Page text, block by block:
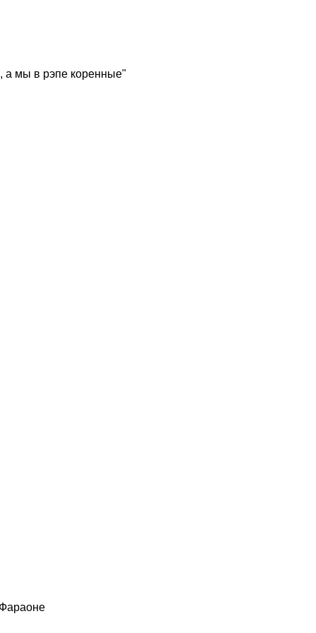
а мы в рэпе коренные"